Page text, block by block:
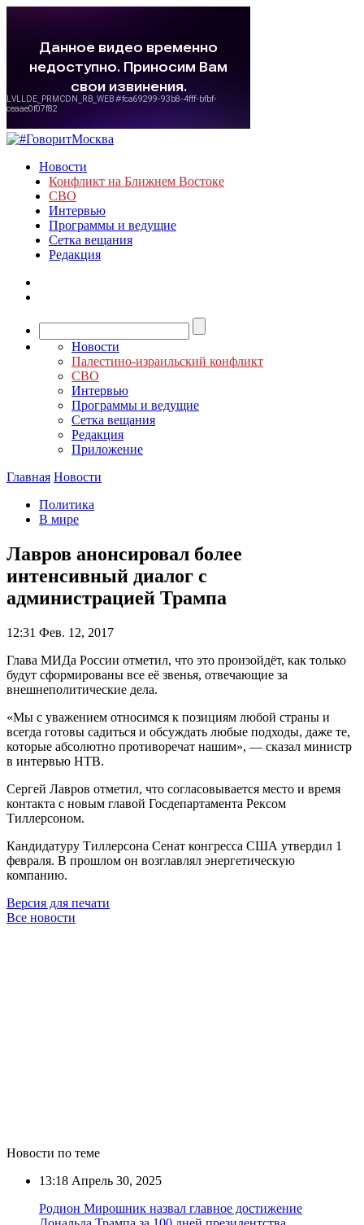
Новости
Конфликт на Ближнем Востоке
СВО
Интервью
Программы и ведущие
Сетка вещания
Редакция
Новости
Палестино-израильский конфликт
СВО
Интервью
Программы и ведущие
Сетка вещания
Редакция
Приложение
Главная Новости
Политика
В мире
Лавров анонсировал более
интенсивный диалог с
администрацией Трампа
12:31 Фев. 12, 2017
Глава МИДа России отметил, что это произойдёт, как только
будут сформированы все её звенья, отвечающие за
внешнеполитические дела.
«Мы с уважением относимся к позициям любой страны и
всегда готовы садиться и обсуждать любые подходы, даже те,
которые абсолютно противоречат нашим», — сказал министр
в интервью НТВ.
Сергей Лавров отметил, что согласовывается место и время
контакта с новым главой Госдепартамента Рексом
Тиллерсоном.
Кандидатуру Тиллерсона Сенат конгресса США утвердил 1
февраля. В прошлом он возглавлял энергетическую
компанию.
Версия для печати
Все новости
Новости по теме
13:18 Апрель 30, 2025
Родион Мирошник назвал главное достижение